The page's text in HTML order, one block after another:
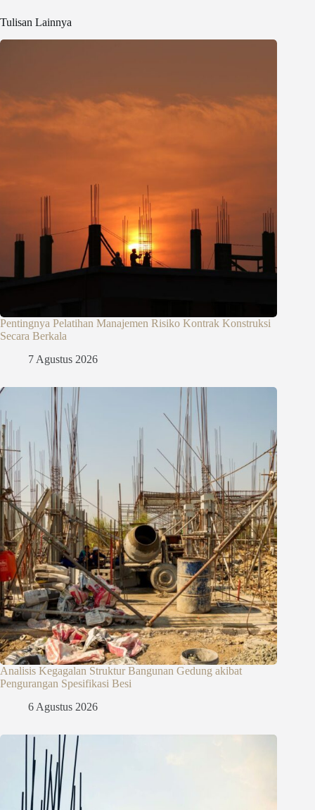
Tulisan Lainnya
Pentingnya Pelatihan Manajemen Risiko Kontrak Konstruksi
Secara Berkala
7 Agustus 2026
Analisis Kegagalan Struktur Bangunan Gedung akibat
Pengurangan Spesifikasi Besi
6 Agustus 2026